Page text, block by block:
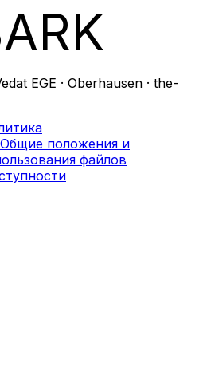
EGE · Oberhausen · the-
Общие положения и
файлов